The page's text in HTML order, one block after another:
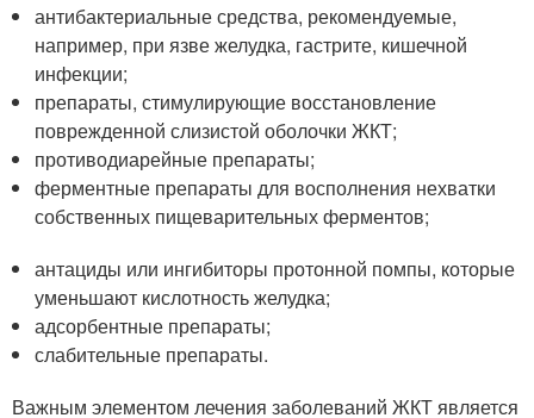
антибактериальные средства, рекомендуемые,
например, при язве желудка, гастрите, кишечной
инфекции;
препараты, стимулирующие восстановление
поврежденной слизистой оболочки ЖКТ;
противодиарейные препараты;
ферментные препараты для восполнения нехватки
собственных пищеварительных ферментов;
антациды или ингибиторы протонной помпы, которые
уменьшают кислотность желудка;
адсорбентные препараты;
слабительные препараты.
Важным элементом лечения заболеваний ЖКТ является